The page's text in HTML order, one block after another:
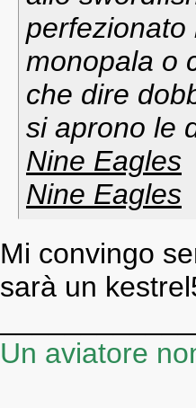
perfezionato
monopala o
che dire
si aprono le
Nine Eagles
Nine Eagles
Mi convingo
sarà un
Un aviatore